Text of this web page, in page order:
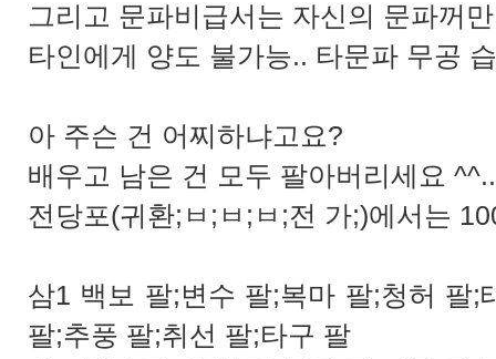
그리고 문파비급서는 자신의 문파꺼
타인에게 양도 불가능.. 타문파 무공
아 주슨 건 어찌하냐고요?
배우고 남은 건 모두 팔아버리세요 ^^..
전당포(귀환;ㅂ;ㅂ;ㅂ;전 가;)에서는
삼1 백보 팔;변수 팔;복마 팔;청허 팔;
팔;추풍 팔;취선 팔;타구 팔